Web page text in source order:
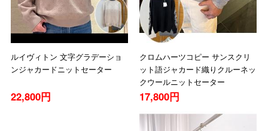
ルイヴィトン 文字グラデーショ
ンジャカードニットセーター
22,800円
クロムハーツコピー サンスクリ
ット語ジャカード織りクルーネッ
クウールニットセーター
17,800円